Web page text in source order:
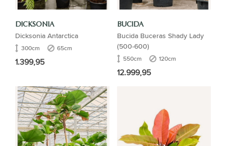
DICKSONIA
Dicksonia Antarctica
300cm 65cm
1.399,95
BUCIDA
Bucida Buceras Shady Lady
(500-600)
550cm 120cm
12.999,95